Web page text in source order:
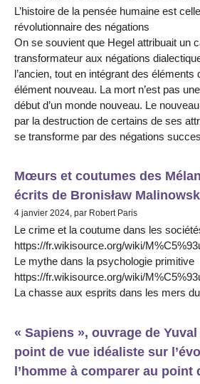
L’histoire de la pensée humaine est
révolutionnaire des négations
On se souvient que Hegel attribuait un
transformateur aux négations
l’ancien, tout en intégrant des
élément nouveau. La mort n’est pas
début d’un monde nouveau. Le
par la destruction de certains de ses
se transforme par des négations
Mœurs et coutumes des
écrits de Bronisław
4 janvier 2024, par Robert Paris
Le crime et la coutume dans les
https://fr.wikisource.org/wiki/
Le mythe dans la psychologie primitive
https://fr.wikisource.org/wiki/
La chasse aux esprits dans les mers
« Sapiens », ouvrage de
point de vue idéaliste sur
l’homme à comparer au point